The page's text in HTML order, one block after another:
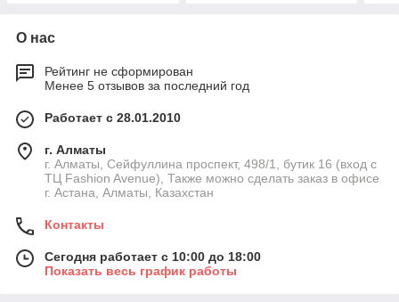
О нас
Рейтинг не сформирован
Менее 5 отзывов за последний год
Работает с 28.01.2010
г. Алматы
г. Алматы, Сейфуллина проспект, 498/1, бутик 16 (вход с
ТЦ Fashion Avenue), Также можно сделать заказ в офисе
г. Астана, Алматы, Казахстан
Контакты
Сегодня работает с 10:00 до 18:00
Показать весь график работы